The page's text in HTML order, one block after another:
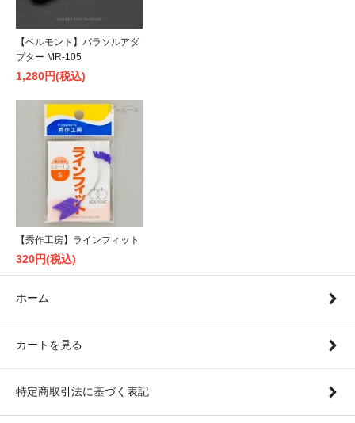
【ベルモント】パラソルアダ
プター MR-105
1,280円(税込)
【秀作工房】ラインフィット
320円(税込)
ホーム
カートを見る
特定商取引法に基づく表記